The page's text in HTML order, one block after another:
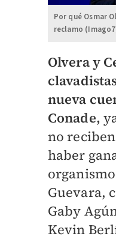
Por qué Osmar
reclamo
Olvera y
nueva
Conade,
no
haber
Guevara,
Gaby
Kevin